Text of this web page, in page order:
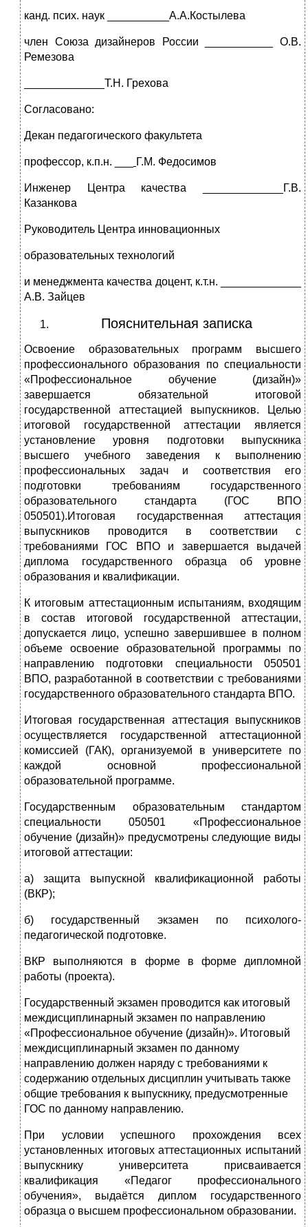
канд. псих. наук __________А.А.Костылева
член Союза дизайнеров России ___________ О.В.
Ремезова
_____________Т.Н. Грехова
Согласовано:
Декан педагогического факультета
профессор, к.п.н. ___ Г.М. Федосимов
Инженер Центра качества _____________Г.В.
Казанкова
Руководитель Центра инновационных
образовательных технологий
и менеджмента качества доцент, к.т.н. _____________
А.В. Зайцев
Пояснительная записка
Освоение образовательных программ высшего
профессионального образования по специальности
«Профессиональное обучение (дизайн)»
завершается обязательной итоговой
государственной аттестацией выпускников. Целью
итоговой государственной аттестации является
установление уровня подготовки выпускника
высшего учебного заведения к выполнению
профессиональных задач и соответствия его
подготовки требованиям государственного
образовательного стандарта (ГОС ВПО
050501).Итоговая государственная аттестация
выпускников проводится в соответствии с
требованиями ГОС ВПО и завершается выдачей
диплома государственного образца об уровне
образования и квалификации.
К итоговым аттестационным испытаниям, входящим
в состав итоговой государственной аттестации,
допускается лицо, успешно завершившее в полном
объеме освоение образовательной программы по
направлению подготовки специальности 050501
ВПО, разработанной в соответствии с требованиями
государственного образовательного стандарта ВПО.
Итоговая государственная аттестация выпускников
осуществляется государственной аттестационной
комиссией (ГАК), организуемой в университете по
каждой основной профессиональной
образовательной программе.
Государственным образовательным стандартом
специальности 050501 «Профессиональное
обучение (дизайн)» предусмотрены следующие виды
итоговой аттестации:
а) защита выпускной квалификационной работы
(ВКР);
б) государственный экзамен по психолого-
педагогической подготовке.
ВКР выполняются в форме в форме дипломной
работы (проекта).
Государственный экзамен проводится как итоговый
междисциплинарный экзамен по направлению
«Профессиональное обучение (дизайн)». Итоговый
междисциплинарный экзамен по данному
направлению должен наряду с требованиями к
содержанию отдельных дисциплин учитывать также
общие требования к выпускнику, предусмотренные
ГОС по данному направлению.
При условии успешного прохождения всех
установленных итоговых аттестационных испытаний
выпускнику университета присваивается
квалификация «Педагог профессионального
обучения», выдаётся диплом государственного
образца о высшем профессиональном образовании.